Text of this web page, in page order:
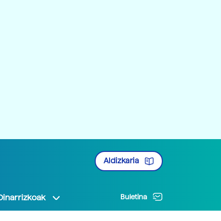
Aldizkaria
Buletina